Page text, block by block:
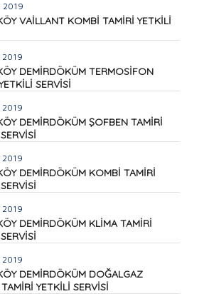
2019
VAİLLANT KOMBİ TAMİRİ YETKİLİ
2019
DEMİRDÖKÜM TERMOSİFON
SERVİSİ
2019
DEMİRDÖKÜM ŞOFBEN TAMİRİ
2019
DEMİRDÖKÜM KOMBİ TAMİRİ
2019
DEMİRDÖKÜM KLİMA TAMİRİ
2019
DEMİRDÖKÜM DOĞALGAZ
YETKİLİ SERVİSİ